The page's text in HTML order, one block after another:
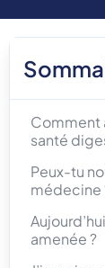
Comment
santé
Peux-tu
médecine
amenée ?